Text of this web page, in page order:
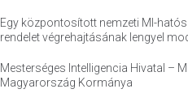
Egy központosított nemzeti MI-
rendelet végrehajtásának lengyel
Mesterséges Intelligencia Hivatal –
Magyarország Kormánya